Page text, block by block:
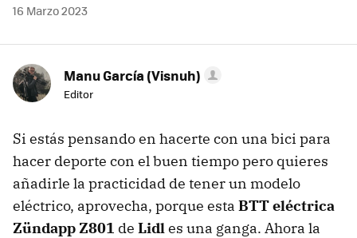
16 Marzo 2023
Manu García (Visnuh)
Editor
Si estás pensando en hacerte con una bici para
hacer deporte con el buen tiempo pero quieres
añadirle la practicidad de tener un modelo
eléctrico, aprovecha, porque esta BTT eléctrica
Zündapp Z801 de Lidles una ganga. Ahora la